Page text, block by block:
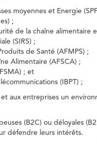
moyennes et Energie
;
de la chaîne alimentaire
(SIRS) ;
de Santé (AFMPS) ;
Alimentaire (AFSCA) ;
; et
(IBPT) ;
aux entreprises un
(B2C) ou déloyales
défendre leurs intérêts.